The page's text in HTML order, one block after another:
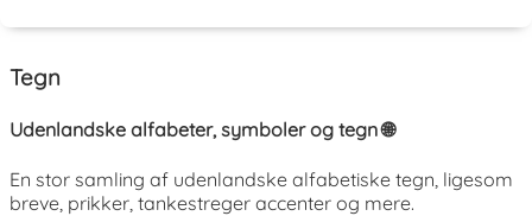
Tegn
Udenlandske alfabeter, symboler og tegn 🌐
En stor samling af udenlandske alfabetiske tegn, ligesom
breve, prikker, tankestreger accenter og mere.